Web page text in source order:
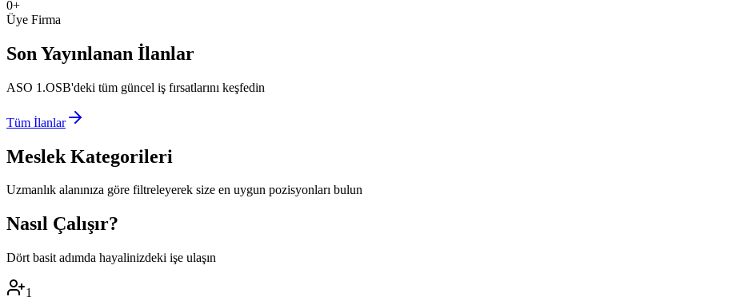
0+
Üye Firma
Son Yayınlanan İlanlar
ASO 1.OSB'deki tüm güncel iş fırsatlarını keşfedin
Tüm İlanlar
Meslek Kategorileri
Uzmanlık alanınıza göre filtreleyerek size en uygun pozisyonları bulun
Nasıl Çalışır?
Dört basit adımda hayalinizdeki işe ulaşın
1